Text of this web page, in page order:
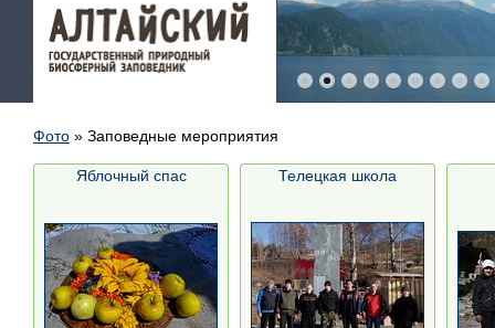
Фото » Заповедные мероприятия
Яблочный спас Телецкая школа